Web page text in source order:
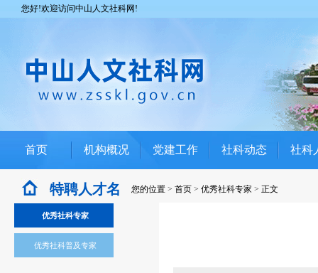
您好!欢迎访问中山人文社科网!
首页 机构概况 党建工作 社科动态 社科
特聘人才名
您的位置 > 首页 > 优秀社科专家 > 正文
优秀社科专家
优秀社科普及专家